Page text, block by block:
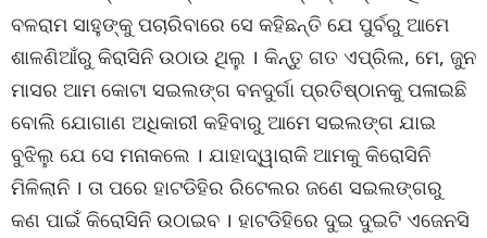
ବଳରାମ ସାହୁଙ୍କୁ ପଚାରିବାରେ ସେ କହିଛନ୍ତି ଯେ ପୁର୍ବରୁ ଆମେ
ଶାଳଣିଆଁରୁ କିରାସିନି ଉଠାଉ ଥିଲୁ । କିନ୍ତୁ ଗତ ଏପ୍ରିଲ, ମେ, ଜୁନ
ମାସର ଆମ କୋଟା ସଇଲଙ୍ଗ ବନଦୁର୍ଗା ପ୍ରତିଷ୍ଠାନକୁ ପଳାଇଛି
ବୋଲି ଯୋଗାଣ ଅଧିକାରୀ କହିବାରୁ ଆମେ ସଇଲଙ୍ଗ ଯାଇ
ବୁଝିଲୁ ଯେ ସେ ମନାକଲେ । ଯାହାଦ୍ୱାରାକି ଆମକୁ କିରୋସିନି
ମିଳିଲାନି । ତା ପରେ ହାଟଡିହିର ରିଟେଲର ଜଣେ ସଇଲଙ୍ଗରୁ
କଣ ପାଇଁ କିରୋସିନି ଉଠାଇବ । ହାଟଡିହିରେ ଦୁଇ ଦୁଇଟି ଏଜେନସି